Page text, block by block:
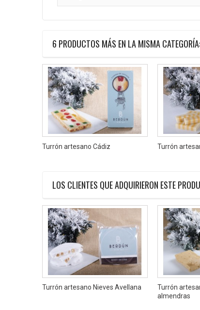
6 PRODUCTOS MÁS EN LA MISMA CATEGORÍA:
Turrón artesano Cádiz Turrón
LOS CLIENTES QUE ADQUIRIERON ESTE
Turrón artesano Nieves Avellana
Turrón
almendras